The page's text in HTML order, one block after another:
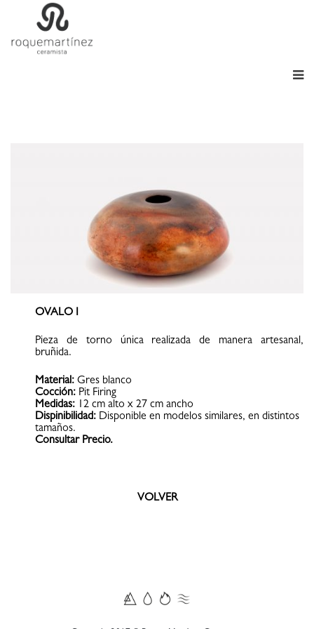
OVALO I
Pieza de torno única realizada de manera artesanal,
bruñida.
Material: Gres blanco
Cocción: Pit Firing
Medidas: 12 cm alto x 27 cm ancho
Dispinibilidad: Disponible en modelos similares, en distintos
tamaños.
Consultar Precio.
VOLVER